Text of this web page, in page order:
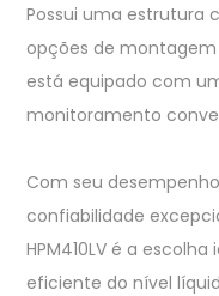
Possui uma estrutura
opções de
está equipado com
monitoramento
Com seu
confiabilidade
HPM410LV é a
eficiente do nível